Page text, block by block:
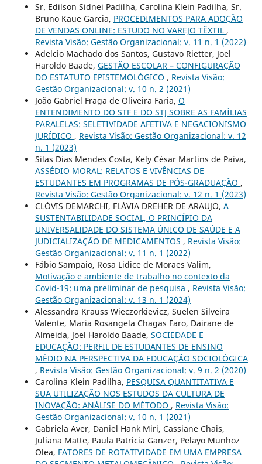
Sr. Edilson Sidnei Padilha, Carolina Klein Padilha, Sr.
Bruno Kaue Garcia, PROCEDIMENTOS PARA ADOÇÃO
DE VENDAS ONLINE: ESTUDO NO VAREJO TÊXTIL ,
Revista Visão: Gestão Organizacional: v. 11 n. 1 (2022)
Adelcio Machado dos Santos, Gustavo Rietter, Joel
Haroldo Baade, GESTÃO ESCOLAR – CONFIGURAÇÃO
DO ESTATUTO EPISTEMOLÓGICO , Revista Visão:
Gestão Organizacional: v. 10 n. 2 (2021)
João Gabriel Fraga de Oliveira Faria, O
ENTENDIMENTO DO STF E DO STJ SOBRE AS FAMÍLIAS
PARALELAS: SELETIVIDADE AFETIVA E NEGACIONISMO
JURÍDICO , Revista Visão: Gestão Organizacional: v. 12
n. 1 (2023)
Silas Dias Mendes Costa, Kely César Martins de Paiva,
ASSÉDIO MORAL: RELATOS E VIVÊNCIAS DE
ESTUDANTES EM PROGRAMAS DE PÓS-GRADUAÇÃO ,
Revista Visão: Gestão Organizacional: v. 12 n. 1 (2023)
CLÓVIS DEMARCHI, FLÁVIA DREHER DE ARAUJO, A
SUSTENTABILIDADE SOCIAL, O PRINCÍPIO DA
UNIVERSALIDADE DO SISTEMA ÚNICO DE SAÚDE E A
JUDICIALIZAÇÃO DE MEDICAMENTOS , Revista Visão:
Gestão Organizacional: v. 11 n. 1 (2022)
Fábio Sampaio, Rosa Lidice de Moraes Valim,
Motivação e ambiente de trabalho no contexto da
Covid-19: uma preliminar de pesquisa , Revista Visão:
Gestão Organizacional: v. 13 n. 1 (2024)
Alessandra Krauss Wieczorkievicz, Suelen Silveira
Valente, Maria Rosangela Chagas Faro, Dairane de
Almeida, Joel Haroldo Baade, SOCIEDADE E
EDUCAÇÃO: PERFIL DE ESTUDANTES DE ENSINO
MÉDIO NA PERSPECTIVA DA EDUCAÇÃO SOCIOLÓGICA
, Revista Visão: Gestão Organizacional: v. 9 n. 2 (2020)
Carolina Klein Padilha, PESQUISA QUANTITATIVA E
SUA UTILIZAÇÃO NOS ESTUDOS DA CULTURA DE
INOVAÇÃO: ANÁLISE DO MÉTODO , Revista Visão:
Gestão Organizacional: v. 10 n. 1 (2021)
Gabriela Aver, Daniel Hank Miri, Cassiane Chais,
Juliana Matte, Paula Patricia Ganzer, Pelayo Munhoz
Olea, FATORES DE ROTATIVIDADE EM UMA EMPRESA